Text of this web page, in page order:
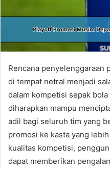
Rencana penyelenggaraan
di tempat netral menjadi
dalam kompetisi sepak
diharapkan mampu
adil bagi seluruh tim yang
promosi ke kasta yang
kualitas kompetisi,
dapat memberikan